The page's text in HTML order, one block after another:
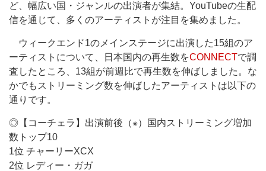
ど、幅広い国・ジャンルの出演者が集結。YouTubeの生配
信を通じて、多くのアーティストが注目を集めました。
ウィークエンド1のメインステージに出演した15組のア
ーティストについて、日本国内の再生数をCONNECTで調
査したところ、13組が前週比で再生数を伸ばしました。な
かでもストリーミング数を伸ばしたアーティストは以下の
通りです。
◎【コーチェラ】出演前後（※）国内ストリーミング増加
数トップ10
1位 チャーリーXCX
2位 レディー・ガガ